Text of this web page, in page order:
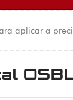
aplicar a